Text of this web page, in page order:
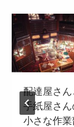
シ
ョ
ン
配達屋さん
手紙屋さん
小さな作業